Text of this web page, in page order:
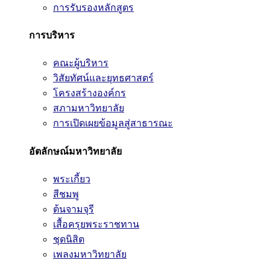
การรับรองหลักสูตร
การบริหาร
คณะผู้บริหาร
วิสัยทัศน์และยุทธศาสตร์
โครงสร้างองค์กร
สภามหาวิทยาลัย
การเปิดเผยข้อมูลสู่สาธารณะ
อัตลักษณ์มหาวิทยาลัย
พระเกี้ยว
สีชมพู
ต้นจามจุรี
เสื้อครุยพระราชทาน
ชุดนิสิต
เพลงมหาวิทยาลัย